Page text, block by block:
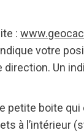
:
votre
Un
petite boite
à l’intérieur